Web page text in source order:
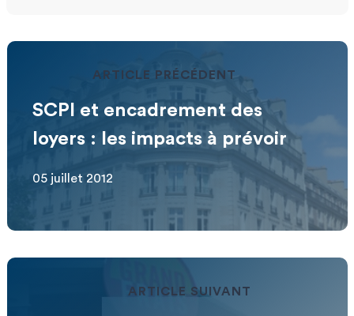
ARTICLE PRÉCÉDENT
SCPI et encadrement des
loyers : les impacts à prévoir
05 juillet 2012
ARTICLE SUIVANT